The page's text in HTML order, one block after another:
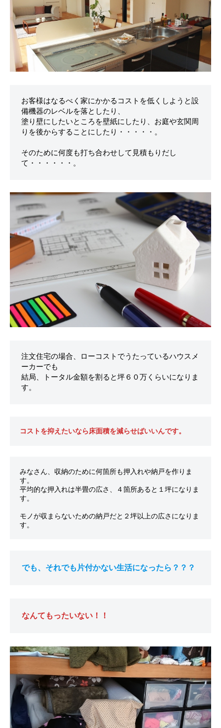
お客様はなるべく家にかかるコストを低くしようと設
備機器のレベルを落としたり、
塗り壁にしたいところを壁紙にしたり、お庭や玄関周
りを後からすることにしたり・・・・・。
そのために何度も打ち合わせして見積もりだし
て・・・・・・。
注文住宅の場合、ローコストでうたっているハウスメ
ーカーでも
結局、トータル金額を割ると坪６０万くらいになりま
す。
コストを抑えたいなら床面積を減らせばいいんです。
みなさん、収納のために何箇所も押入れや納戸を作りま
す。
平均的な押入れは半畳の広さ、４箇所あると１坪になりま
す。
モノが収まらないための納戸だと２坪以上の広さになりま
す。
でも、それでも片付かない生活になったら？？？
なんてもったいない！！